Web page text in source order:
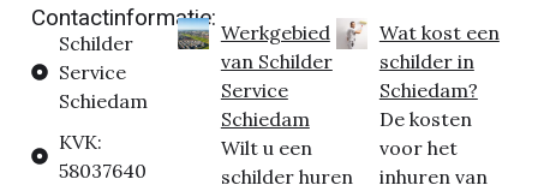
Contactinformatie:
Schilder
Service
Schiedam
KVK:
58037640
Werkgebied
van Schilder
Service
Schiedam
Wilt u een
schilder huren
Wat kost een
schilder in
Schiedam?
De kosten
voor het
inhuren van